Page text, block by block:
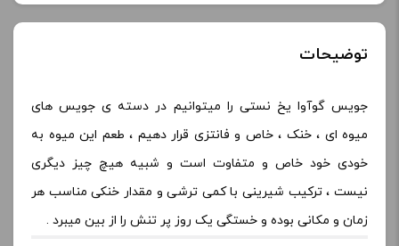
توضیحات
جویس گوآوا یخ نستی را میتوانیم در دسته ی جویس های
میوه ای ، خنک ، خاص و فانتزی قرار دهیم ، طعم این میوه به
خودی خود خاص و متفاوت است و شبیه هیچ چیز دیگری
نیست ، ترکیب شیرینی با کمی ترشی و مقدار خنکی مناسب هر
زمان و مکانی بوده و خستگی یک روز پر تنش را از بین میبرد .